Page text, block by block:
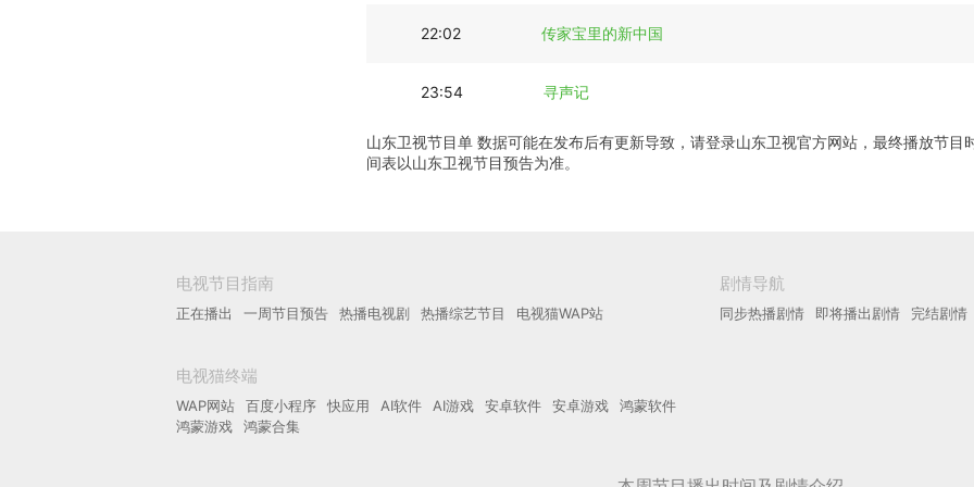
22:02 传家宝里的新中国
23:54 寻声记
山东卫视节目单 数据可能在发布后有更新导致，请登录山东卫视官方网站，最终播放节目
间表以山东卫视节目预告为准。
电视节目指南
正在播出 一周节目预告 热播电视剧 热播综艺节目 电视猫WAP站
剧情导航
同步热播剧情 即将播出剧情 完结剧情
电视猫终端
WAP网站 百度小程序 快应用 AI软件 AI游戏 安卓软件 安卓游戏
鸿蒙软件
鸿蒙游戏
鸿蒙合集